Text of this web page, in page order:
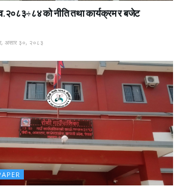
को नीति तथा कार्यक्रम र बजेट
असार ३०, २०८३